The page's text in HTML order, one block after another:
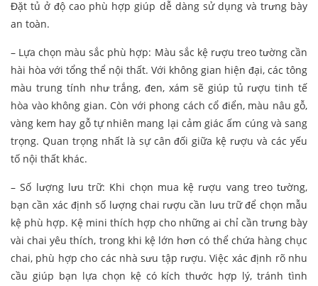
Đặt tủ ở độ cao phù hợp giúp dễ dàng sử dụng và trưng bày
an toàn.
– Lựa chọn màu sắc phù hợp: Màu sắc kệ rượu treo tường cần
hài hòa với tổng thể nội thất. Với không gian hiện đại, các tông
màu trung tính như trắng, đen, xám sẽ giúp tủ rượu tinh tế
hòa vào không gian. Còn với phong cách cổ điển, màu nâu gỗ,
vàng kem hay gỗ tự nhiên mang lại cảm giác ấm cúng và sang
trọng. Quan trọng nhất là sự cân đối giữa kệ rượu và các yếu
tố nội thất khác.
– Số lượng lưu trữ: Khi chọn mua kệ rượu vang treo tường,
bạn cần xác định số lượng chai rượu cần lưu trữ để chọn mẫu
kệ phù hợp. Kệ mini thích hợp cho những ai chỉ cần trưng bày
vài chai yêu thích, trong khi kệ lớn hơn có thể chứa hàng chục
chai, phù hợp cho các nhà sưu tập rượu. Việc xác định rõ nhu
cầu giúp bạn lựa chọn kệ có kích thước hợp lý, tránh tình